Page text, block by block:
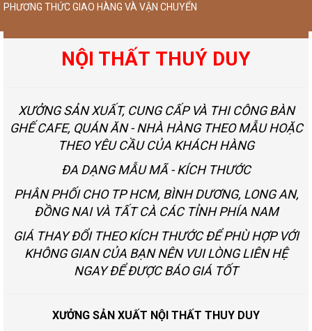
PHƯƠNG THỨC GIAO HÀNG VÀ VẬN CHUYỂN
NỘI THẤT THUÝ DUY
XƯỞNG SẢN XUẤT, CUNG CẤP VÀ THI CÔNG BÀN
GHẾ CAFE, QUÁN ĂN - NHÀ HÀNG THEO MẪU HOẶC
THEO YÊU CẦU CỦA KHÁCH HÀNG
ĐA DẠNG MẪU MÃ - KÍCH THƯỚC
PHÂN PHỐI CHO TP HCM, BÌNH DƯƠNG, LONG AN,
ĐỒNG NAI VÀ TẤT CÀ CÁC TỈNH PHÍA NAM
GIÁ THAY ĐỔI THEO KÍCH THƯỚC ĐỂ PHÙ HỢP VỚI
KHÔNG GIAN CỦA BẠN NÊN VUI LÒNG LIÊN HỆ
NGAY ĐỂ ĐƯỢC BÁO GIÁ TỐT
XƯỞNG SẢN XUẤT NỘI THẤT THUY DUY